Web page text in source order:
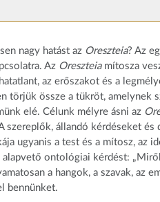
nagy hatást az Oreszteia? Az
Az Oreszteiamítosza
az erőszakot és a
törjük össze a tükröt, amelynek
elé. Célunk mélyre ásni az
szereplők, állandó kérdéseket
ugyanis a test és a mítosz, az
ontológiai kérdést:
a hangok, a szavak, az
bennünket.